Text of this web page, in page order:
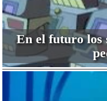
En el futuro los